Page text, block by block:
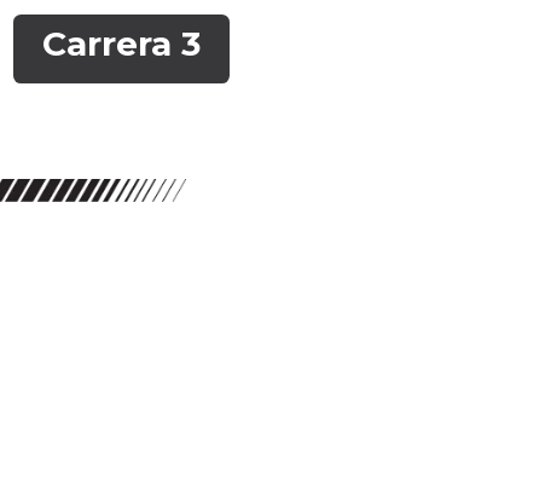
Carrera 3